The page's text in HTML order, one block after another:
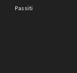
Passiti